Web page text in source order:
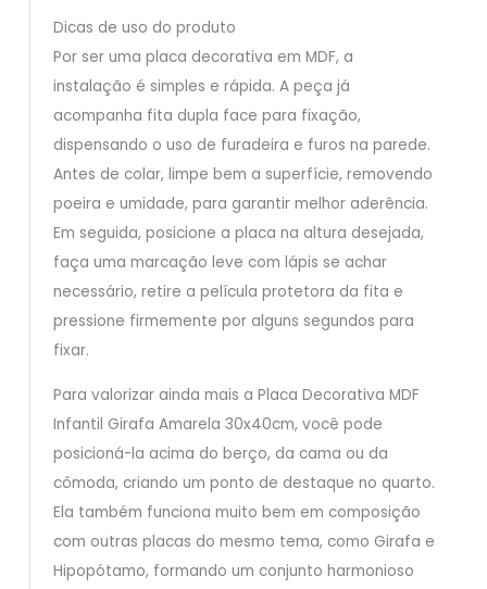
Dicas de uso do produto
Por ser uma placa decorativa em MDF, a
instalação é simples e rápida. A peça já
acompanha fita dupla face para fixação,
dispensando o uso de furadeira e furos na parede.
Antes de colar, limpe bem a superfície, removendo
poeira e umidade, para garantir melhor aderência.
Em seguida, posicione a placa na altura desejada,
faça uma marcação leve com lápis se achar
necessário, retire a película protetora da fita e
pressione firmemente por alguns segundos para
fixar.
Para valorizar ainda mais a Placa Decorativa MDF
Infantil Girafa Amarela 30x40cm, você pode
posicioná-la acima do berço, da cama ou da
cômoda, criando um ponto de destaque no quarto.
Ela também funciona muito bem em composição
com outras placas do mesmo tema, como Girafa e
Hipopótamo, formando um conjunto harmonioso